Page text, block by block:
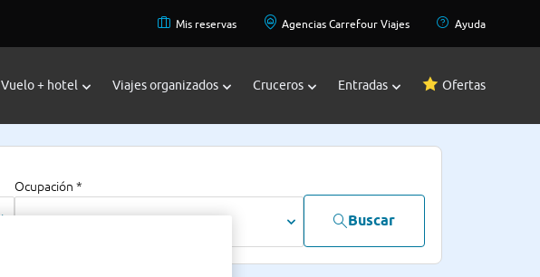
Mis reservas Agencias Carrefour Viajes Ayuda
Vuelo + hotel Viajes organizados Cruceros Entradas Ofertas
Ocupación *
Buscar